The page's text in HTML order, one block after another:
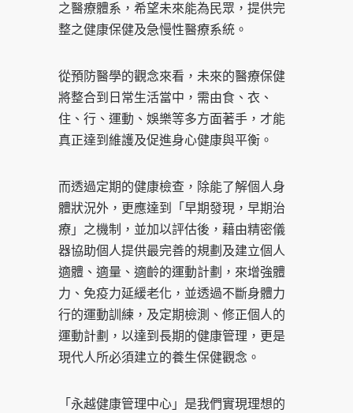
之醫療體系，希望未來能為民眾，提供完
整之健康保健及急慢性醫療系統。
從預防醫學的觀念來看，未來的醫療保健
將整合到日常生活當中，需由食、衣、
住、行、運動、娛樂等多方面著手，才能
真正達到維護及促進身心健康與平衡。
而透過定期的健康檢查，除能了解個人身
體狀況外，更應達到「早期發現，早期治
療」之機制，並加以評估後，藉由精密儀
器協助個人提供最完善的規劃及建立個人
適體、適量、適齡的運動計劃，來增強體
力、免疫力延緩老化，並透過不斷身體力
行的運動訓練，及定期檢測、修正個人的
運動計劃，以達到長期的健康管理，更是
現代人所必須建立的養生保健觀念。
「永越健康管理中心」是我們實現理想的